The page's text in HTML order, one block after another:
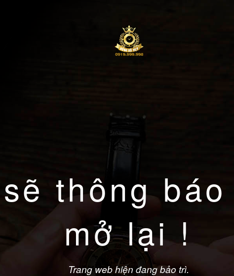
thông
mở lại !
Trang web hiện đang bảo trì.